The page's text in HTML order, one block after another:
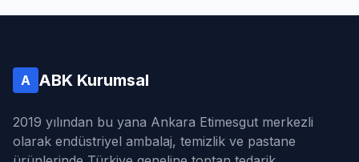
A ABK Kurumsal
2019 yılından bu yana Ankara Etimesgut merkezli
olarak endüstriyel ambalaj, temizlik ve pastane